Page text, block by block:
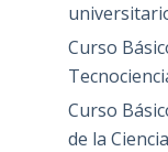
Curso
Curso
de la Ciencia